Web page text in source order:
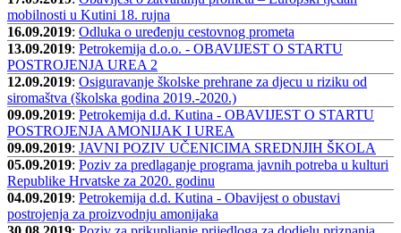
mobilnosti u Kutini 18. rujna
16.09.2019: Odluka o uređenju cestovnog prometa
13.09.2019: Petrokemija d.o.o. - OBAVIJEST O STARTU
POSTROJENJA UREA 2
12.09.2019: Osiguravanje školske prehrane za djecu u riziku od
siromaštva (školska godina 2019.-2020.)
09.09.2019: Petrokemija d.d. Kutina - OBAVIJEST O STARTU
POSTROJENJA AMONIJAK I UREA
09.09.2019: JAVNI POZIV UČENICIMA SREDNJIH ŠKOLA
05.09.2019: Poziv za predlaganje programa javnih potreba u kulturi
Republike Hrvatske za 2020. godinu
04.09.2019: Petrokemija d.d. Kutina - Obavijest o obustavi
postrojenja za proizvodnju amonijaka